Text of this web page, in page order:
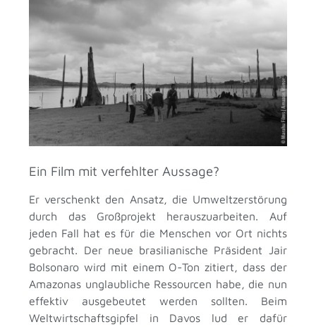
Ein Film mit verfehlter Aussage?
Er verschenkt den Ansatz, die Umweltzerstörung
durch das Großprojekt herauszuarbeiten. Auf
jeden Fall hat es für die Menschen vor Ort nichts
gebracht. Der neue brasilianische Präsident Jair
Bolsonaro wird mit einem O-Ton zitiert, dass der
Amazonas unglaubliche Ressourcen habe, die nun
effektiv ausgebeutet werden sollten. Beim
Weltwirtschaftsgipfel in Davos lud er dafür